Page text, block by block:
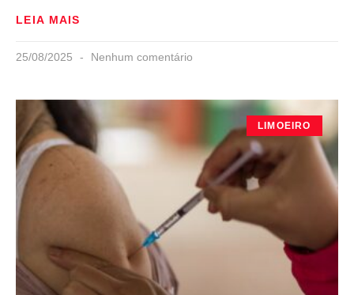
LEIA MAIS
25/08/2025 Nenhum comentário
LIMOEIRO